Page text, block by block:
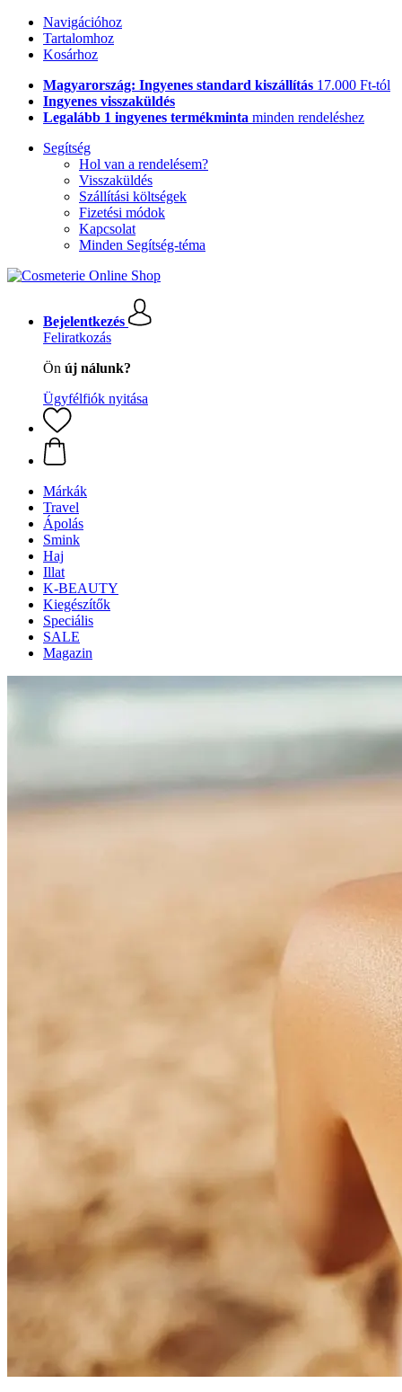
Navigációhoz
Tartalomhoz
Kosárhoz
Magyarország: Ingyenes standard kiszállítás 17.000 Ft-tól
Ingyenes visszaküldés
Legalább 1 ingyenes termékminta minden rendeléshez
Segítség
Hol van a rendelésem?
Visszaküldés
Szállítási költségek
Fizetési módok
Kapcsolat
Minden Segítség-téma
Bejelentkezés
Feliratkozás
Ön új nálunk?
Ügyfélfiók nyitása
Márkák
Travel
Ápolás
Smink
Haj
Illat
K-BEAUTY
Kiegészítők
Speciális
SALE
Magazin